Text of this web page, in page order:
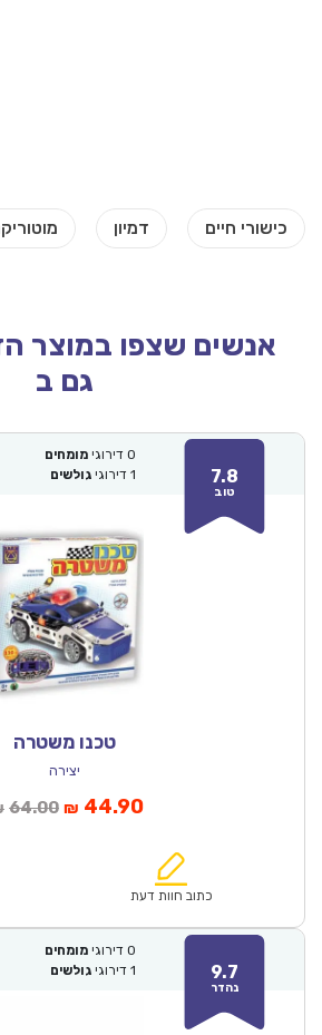
אנשים שצפו במוצר
גם ב
7.8
טוב
0 דירוגי מומחים
1 דירוגי גולשים
טכנו משטרה
יצירה
64.00המחיר
₪64.00.
₪ 44.90המחיר
הוא:
כתוב חוות דעת
9.7
נהדר
0 דירוגי מומחים
1 דירוגי גולשים